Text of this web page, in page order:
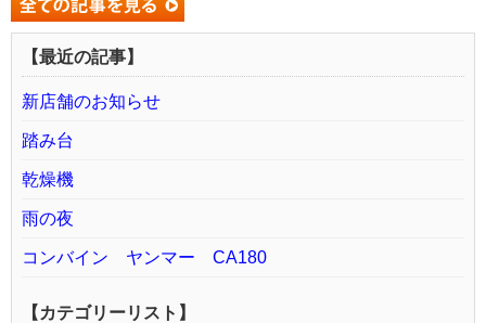
【最近の記事】
新店舗のお知らせ
踏み台
乾燥機
雨の夜
コンバイン ヤンマー CA180
【カテゴリーリスト】